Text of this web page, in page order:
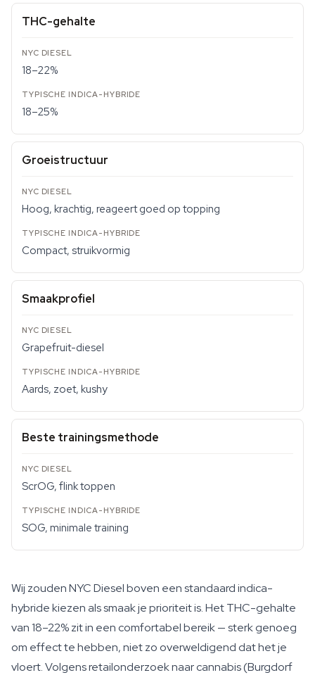
THC-gehalte
18–22%
18–25%
Groeistructuur
Hoog, krachtig, reageert goed op topping
Compact, struikvormig
Smaakprofiel
Grapefruit-diesel
Aards, zoet, kushy
Beste trainingsmethode
ScrOG, flink toppen
SOG, minimale training
Wij zouden NYC Diesel boven een standaard indica-
hybride kiezen als smaak je prioriteit is. Het THC-gehalte
van 18–22% zit in een comfortabel bereik — sterk genoeg
om effect te hebben, niet zo overweldigend dat het je
vloert. Volgens retailonderzoek naar cannabis (Burgdorf